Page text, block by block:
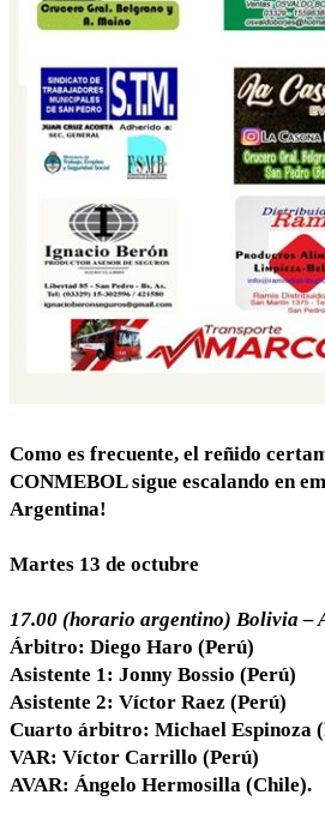
Como es frecuente, el reñido
CONMEBOL sigue escalando en
Argentina!
Martes 13 de octubre
17.00 (horario argentino) Bolivia –
Árbitro: Diego Haro (Perú)
Asistente 1: Jonny Bossio (Perú)
Asistente 2: Víctor Raez (Perú)
Cuarto árbitro: Michael Espinoza
VAR: Víctor Carrillo (Perú)
AVAR: Ángelo Hermosilla (Chile).